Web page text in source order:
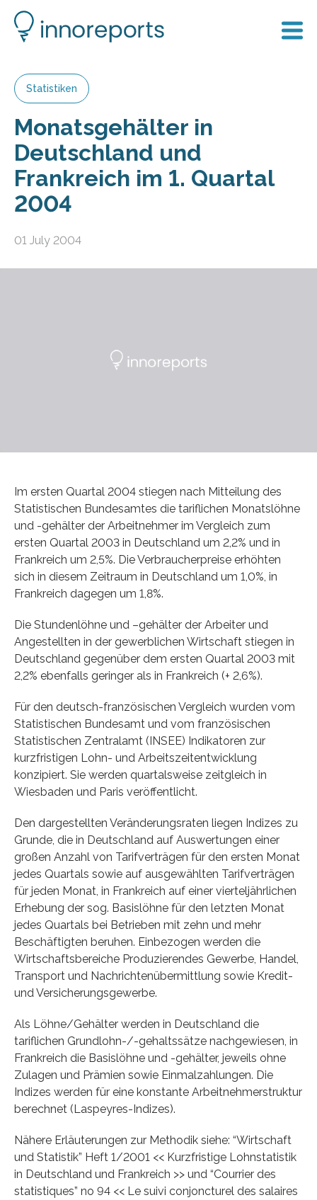
Statistiken
Monatsgehälter in
Deutschland und
Frankreich im 1. Quartal
2004
01 July 2004
Im ersten Quartal 2004 stiegen nach Mitteilung des
Statistischen Bundesamtes die tariflichen Monatslöhne
und -gehälter der Arbeitnehmer im Vergleich zum
ersten Quartal 2003 in Deutschland um 2,2% und in
Frankreich um 2,5%. Die Verbraucherpreise erhöhten
sich in diesem Zeitraum in Deutschland um 1,0%, in
Frankreich dagegen um 1,8%.
Die Stundenlöhne und –gehälter der Arbeiter und
Angestellten in der gewerblichen Wirtschaft stiegen in
Deutschland gegenüber dem ersten Quartal 2003 mit
2,2% ebenfalls geringer als in Frankreich (+ 2,6%).
Für den deutsch-französischen Vergleich wurden vom
Statistischen Bundesamt und vom französischen
Statistischen Zentralamt (INSEE) Indikatoren zur
kurzfristigen Lohn- und Arbeitszeitentwicklung
konzipiert. Sie werden quartalsweise zeitgleich in
Wiesbaden und Paris veröffentlicht.
Den dargestellten Veränderungsraten liegen Indizes zu
Grunde, die in Deutschland auf Auswertungen einer
großen Anzahl von Tarifverträgen für den ersten Monat
jedes Quartals sowie auf ausgewählten Tarifverträgen
für jeden Monat, in Frankreich auf einer vierteljährlichen
Erhebung der sog. Basislöhne für den letzten Monat
jedes Quartals bei Betrieben mit zehn und mehr
Beschäftigten beruhen. Einbezogen werden die
Wirtschaftsbereiche Produzierendes Gewerbe, Handel,
Transport und Nachrichtenübermittlung sowie Kredit-
und Versicherungsgewerbe.
Als Löhne/Gehälter werden in Deutschland die
tariflichen Grundlohn-/-gehaltssätze nachgewiesen, in
Frankreich die Basislöhne und -gehälter, jeweils ohne
Zulagen und Prämien sowie Einmalzahlungen. Die
Indizes werden für eine konstante Arbeitnehmerstruktur
berechnet (Laspeyres-Indizes).
Nähere Erläuterungen zur Methodik siehe: “Wirtschaft
und Statistik” Heft 1/2001 << Kurzfristige Lohnstatistik
in Deutschland und Frankreich >> und “Courrier des
statistiques” no 94 << Le suivi conjoncturel des salaires